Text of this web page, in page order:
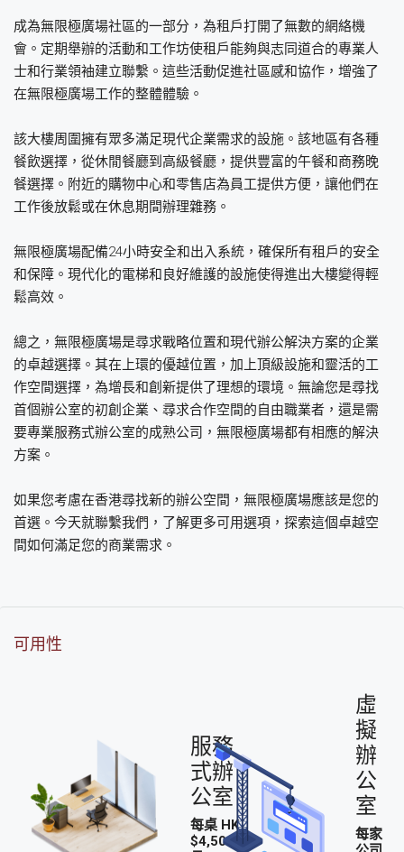
成為無限極廣場社區的一部分，為租戶打開了無數的網絡機
會。定期舉辦的活動和工作坊使租戶能夠與志同道合的專業人
士和行業領袖建立聯繫。這些活動促進社區感和協作，增強了
在無限極廣場工作的整體體驗。
該大樓周圍擁有眾多滿足現代企業需求的設施。該地區有各種
餐飲選擇，從休閒餐廳到高級餐廳，提供豐富的午餐和商務晚
餐選擇。附近的購物中心和零售店為員工提供方便，讓他們在
工作後放鬆或在休息期間辦理雜務。
無限極廣場配備24小時安全和出入系統，確保所有租戶的安全
和保障。現代化的電梯和良好維護的設施使得進出大樓變得輕
鬆高效。
總之，無限極廣場是尋求戰略位置和現代辦公解決方案的企業
的卓越選擇。其在上環的優越位置，加上頂級設施和靈活的工
作空間選擇，為增長和創新提供了理想的環境。無論您是尋找
首個辦公室的初創企業、尋求合作空間的自由職業者，還是需
要專業服務式辦公室的成熟公司，無限極廣場都有相應的解決
方案。
如果您考慮在香港尋找新的辦公空間，無限極廣場應該是您的
首選。今天就聯繫我們，了解更多可用選項，探索這個卓越空
間如何滿足您的商業需求。
可用性
服務
式辦
公室
每桌 HK
$4,500/
虛
擬
辦
公
室
每家